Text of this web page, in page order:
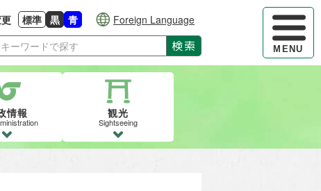
ハンバー
MENU
大きさに戻す
標準
背景色の変更：白
黒
背景色の変更：黒
青
背景色の変更：青
Foreign Language
検索
情報 観光
Sightseeing